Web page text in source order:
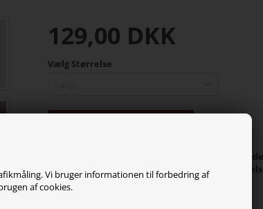
Vi bruger informationen til forbedring af
af cookies.
129,00 DKK
Vælg Størrelse
De fineste bukser fra Name it med søde
katte på. Der er mulighed for at justere
95% Økologisk bomuld, 5% Elastane